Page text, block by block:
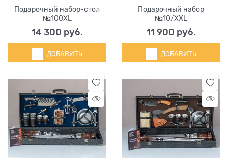
Подарочный набор-стол
№100ХL
14 300 руб.
ДОБАВИТЬ
Подарочный набор
№10/XХL
11 900 руб.
ДОБАВИТЬ